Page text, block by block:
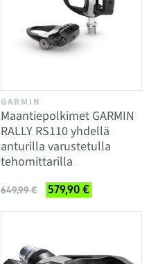
GARMIN
Maantiepolkimet GARMIN
RALLY RS110 yhdellä
anturilla varustetulla
tehomittarilla
649,99 € 579,90 €